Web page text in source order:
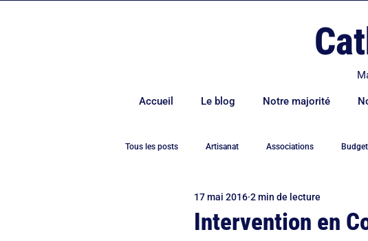
Accueil Le blog Notre majorité
Tous les posts Artisanat Associations
Culture Démocratie
Intervention en
17 mai 2016 2 min de lecture